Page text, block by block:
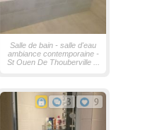
Salle de bain - salle d'eau
ambiance contemporaine -
St Ouen De Thouberville ...
3 9